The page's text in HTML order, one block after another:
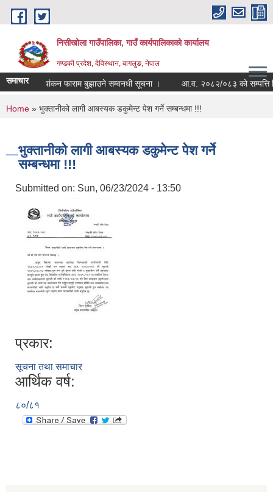
Skip to main content
निसीखोला गाउँपालिका, गाउँ कार्यपालिकाको कार्यालय
गण्डकी प्रदेश, देविस्थान, बागलुङ, नेपाल
समाचार मूल्यांकन फाराम बुझाउने सम्वनधी सूचना । आ.व. २०८२/०८३ को सम्पत्ति
You are here
Home » भुक्तानीको लागी आबस्यक डकुमेन्ट पेश गर्ने सम्बन्धमा !!!
भुक्तानीको लागी आबस्यक डकुमेन्ट पेश गर्ने
सम्बन्धमा !!!
Submitted on: Sun, 06/23/2024 - 13:50
प्रकार:
सूचना तथा समाचार
आर्थिक वर्ष:
८०/८१